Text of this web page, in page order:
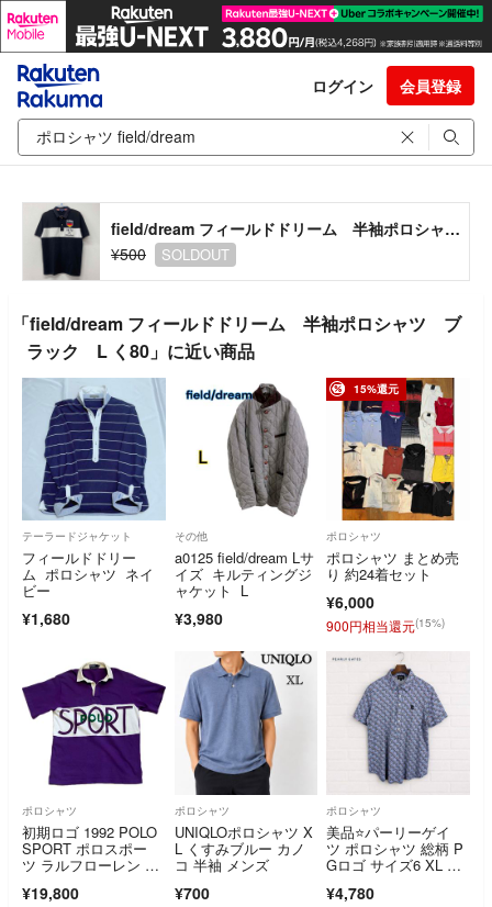
ログイン 会員登録
field/dream フィールドドリーム 半袖ポロシャツ ブラック L く80
¥500
SOLDOUT
「field/dream フィールドドリーム 半袖ポロシャツ ブ
ラック L く80」に近い商品
テーラードジャケット
フィールドドリー
ム ポロシャツ ネイ
ビー
¥1,680
その他
a0125 field/dream Lサ
イズ キルティングジ
ャケット L
¥3,980
15%還元
ポロシャツ
ポロシャツ まとめ売
り 約24着セット
¥6,000
900円相当還元(15%)
ポロシャツ
初期ロゴ 1992 POLO
SPORT ポロスポー
ツ ラルフローレン ポ
¥19,800
ポロシャツ
UNIQLOポロシャツ X
L くすみブルー カノ
コ 半袖 メンズ⁠
¥700
ポロシャツ
美品⭐️パーリーゲイ
ツ ポロシャツ 総柄 P
Gロゴ サイズ6 XL ゴ
¥4,780